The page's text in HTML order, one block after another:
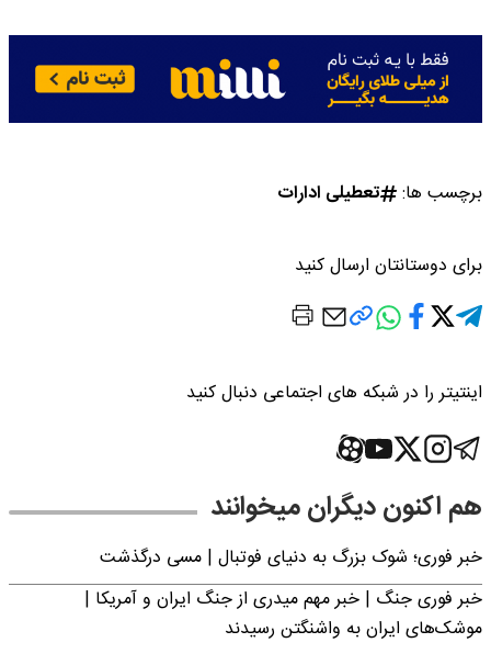
برچسب ها: تعطیلی ادارات
برای دوستانتان ارسال کنید
اینتیتر را در شبکه های اجتماعی دنبال کنید
هم اکنون دیگران میخوانند
خبر فوری؛‌ شوک بزرگ به دنیای فوتبال | مسی درگذشت
خبر فوری جنگ | خبر مهم میدری از جنگ ایران و آمریکا |
موشک‌های ایران به واشنگتن رسیدند